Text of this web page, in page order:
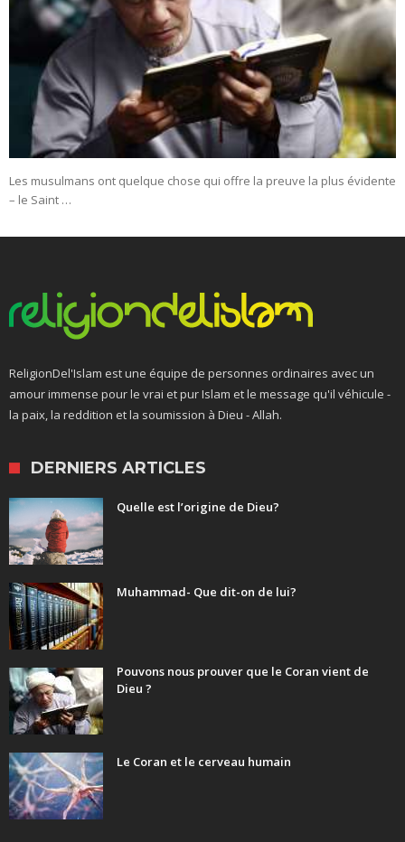
Les musulmans ont quelque chose qui offre la preuve la plus évidente
– le Saint …
ReligionDel'Islam est une équipe de personnes ordinaires avec un
amour immense pour le vrai et pur Islam et le message qu'il véhicule -
la paix, la reddition et la soumission à Dieu - Allah.
DERNIERS ARTICLES
Quelle est l’origine de Dieu?
Muhammad- Que dit-on de lui?
Pouvons nous prouver que le Coran vient de
Dieu ?
Le Coran et le cerveau humain